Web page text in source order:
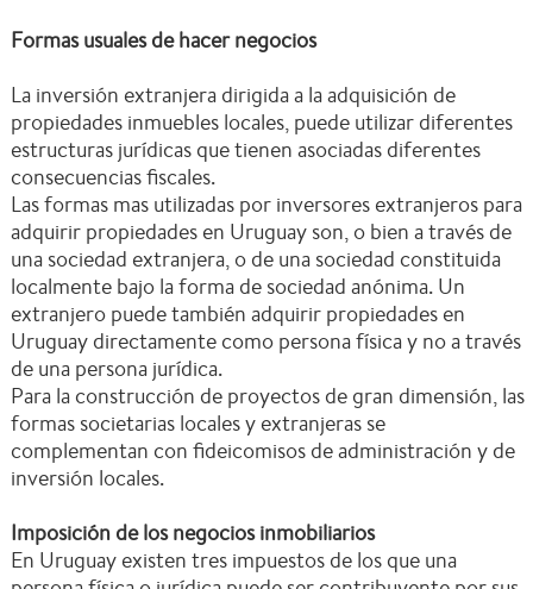
Formas usuales de hacer negocios
La inversión extranjera dirigida a la adquisición de
propiedades inmuebles locales, puede utilizar diferentes
estructuras jurídicas que tienen asociadas diferentes
consecuencias fiscales.
Las formas mas utilizadas por inversores extranjeros para
adquirir propiedades en Uruguay son, o bien a través de
una sociedad extranjera, o de una sociedad constituida
localmente bajo la forma de sociedad anónima. Un
extranjero puede también adquirir propiedades en
Uruguay directamente como persona física y no a través
de una persona jurídica.
Para la construcción de proyectos de gran dimensión, las
formas societarias locales y extranjeras se
complementan con fideicomisos de administración y de
inversión locales.
Imposición de los negocios inmobiliarios
En Uruguay existen tres impuestos de los que una